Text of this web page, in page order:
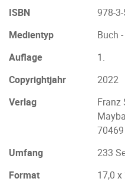
ISBN
978-
Medientyp
Buch
Auflage
1.
Copyrightjahr
2022
Verlag
Franz
Umfang
233
Format
17,0 x